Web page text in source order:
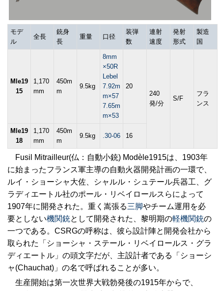
モデ
ル
全長
銃身
長
重量 口径
装弾
数
連射
速度
発射
形式
製造
国
Mle19
15
1,170
mm
450m
m
9.5kg
8mm
×50R
Lebel
7.92m
m×57
7.65m
m×53
20
240
発/分
S/F
フラ
ンス
Mle19
18
1,170
mm
450m
m
9.5kg .30-06 16
Fusil Mitrailleur(仏：自動小銃) Modèle1915は、1903年
に始まったフランス軍主導の自動火器開発計画の一環で、
ルイ・ショーシャ大佐、シャルル・シュテール兵器工、グ
ラディエートル社のポール・リベイロールスらによって
1907年に開発された。重く嵩張る三脚やチーム運用を必
要としない機関銃として開発された、黎明期の軽機関銃の
一つである。CSRGの呼称は、彼ら設計陣と開発会社から
取られた「ショーシャ・ステール・リベイロールス・グラ
ディエートル」の頭文字だが、主設計者である「ショーシ
ャ(Chauchat)」の名で呼ばれることが多い。
生産開始は第一次世界大戦勃発後の1915年からで、